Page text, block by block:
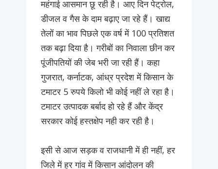
महंगाई आसमान छू रही है। आए दिन पेट्रोल,
डीजल व गैस के दाम बढ़ाए जा रहे हैं। खाद्य
तेलों का भाव पिछले एक वर्ष में 100 प्रतिशत
तक बढ़ा दिया है। गरीबों का निवाला छीन कर
पूंजीपतियों की जेब भरी जा रही हैं। कहा
गुजरात, कर्नाटक, आंध्र प्रदेश में किसान के
टमाटर 5 रुपये किलो भी कोई नहीं ले रहा है।
टमाटर उत्पादक बर्बाद हो रहे हैं और केंद्र
सरकार कोई हस्तक्षेप नही कर रही है।
इसी से आज सड़क व राजधानी में ही नहीं, हर
जिले में हर गांव में किसान आंदोलन की